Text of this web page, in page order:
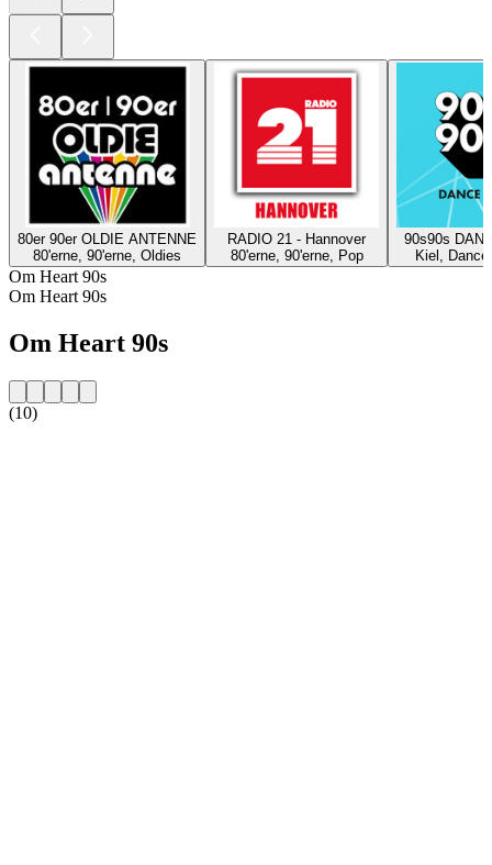
80er 90er OLDIE ANTENNE
80'erne, 90'erne, Oldies
RADIO 21 - Hannover
80'erne, 90'erne, Pop
90s90s
Kiel,
Om Heart 90s
Om Heart 90s
Om Heart 90s
(10)